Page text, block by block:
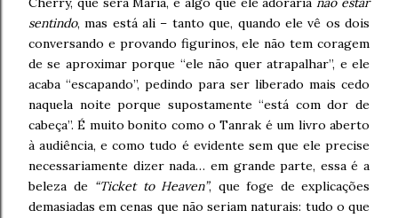
sentindo, mas está ali – tanto que, quando ele vê os dois
conversando e provando figurinos, ele não tem coragem
de se aproximar porque “ele não quer atrapalhar”, e ele
acaba “escapando”, pedindo para ser liberado mais cedo
naquela noite porque supostamente “está com dor de
cabeça”. É muito bonito como o Tanrak é um livro aberto
à audiência, e como tudo é evidente sem que ele precise
necessariamente dizer nada… em grande parte, essa é a
beleza de “Ticket to Heaven”, que foge de explicações
demasiadas em cenas que não seriam naturais: tudo o que